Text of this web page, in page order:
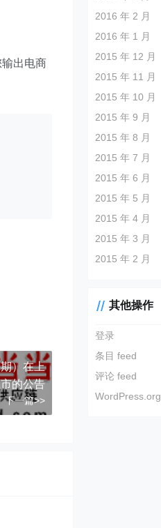
出电商
）在上
的公告
下一篇>>
2016 年 2 月
2016 年 1 月
2015 年 12 月
2015 年 11 月
2015 年 10 月
2015 年 9 月
2015 年 8 月
2015 年 7 月
2015 年 6 月
2015 年 5 月
2015 年 4 月
2015 年 3 月
2015 年 2 月
其他操作
登录
条目 feed
评论 feed
WordPress.org